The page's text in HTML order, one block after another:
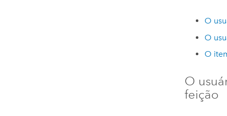
O
O
O
O
feição